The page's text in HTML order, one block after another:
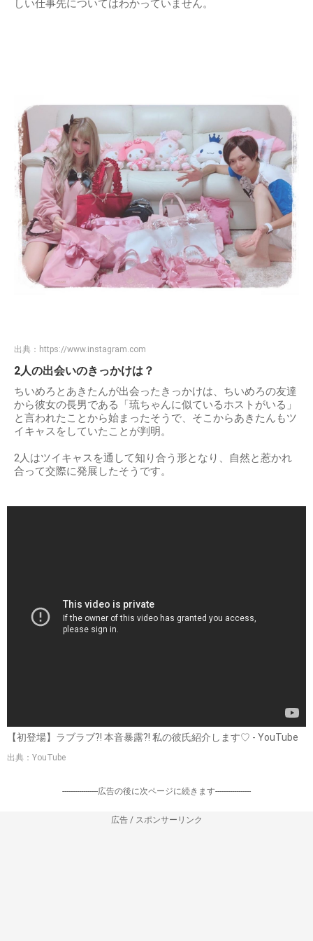
しい仕事先についてはわかっていません。
出典： https://www.instagram.com
2人の出会いのきっかけは？
ちいめろとあきたんが出会ったきっかけは、ちいめろの友達
から彼女の長男である「琉ちゃんに似ているホストがいる」
と言われたことから始まったそうで、そこからあきたんもツ
イキャスをしていたことが判明。
2人はツイキャスを通して知り合う形となり、自然と惹かれ
合って交際に発展したそうです。
【初登場】ラブラブ?! 本音暴露?! 私の彼氏紹介します♡ - YouTube
出典：YouTube
-----------------広告の後に次ページに続きます-----------------
広告 / スポンサーリンク